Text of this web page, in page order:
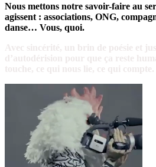
Nous mettons notre savoir-faire au
agissent : associations, ONG,
danse… Vous, quoi.